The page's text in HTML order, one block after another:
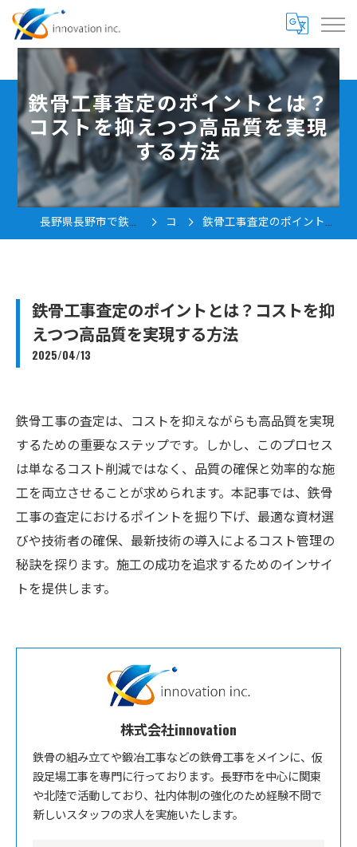
鉄骨工事査定のポイントとは？
コストを抑えつつ高品質を実現
する方法
長野県長野市で鉄骨工事の求人なら株式会社innovation コラム 鉄骨工事査定のポイントとは？コストを抑えつつ高品質を実現する方法
鉄骨工事査定のポイントとは？コストを抑
えつつ高品質を実現する方法
2025/04/13
鉄骨工事の査定は、コストを抑えながらも高品質を実現
するための重要なステップです。しかし、このプロセス
は単なるコスト削減ではなく、品質の確保と効率的な施
工を両立させることが求められます。本記事では、鉄骨
工事の査定におけるポイントを掘り下げ、最適な資材選
びや技術者の確保、最新技術の導入によるコスト管理の
秘訣を探ります。施工の成功を追求するためのインサイ
トを提供します。
株式会社innovation
鉄骨の組み立てや鍛冶工事などの鉄骨工事をメインに、仮
設足場工事を専門に行っております。長野市を中心に関東
や北陸で活動しており、社内体制の強化のため経験不問で
新しいスタッフの求人を実施いたします。